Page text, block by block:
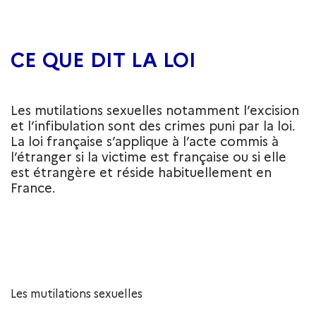
CE QUE DIT LA LOI
Les mutilations sexuelles notamment l’excision
et l’infibulation sont des crimes puni par la loi.
La loi française s’applique à l’acte commis à
l’étranger si la victime est française ou si elle
est étrangère et réside habituellement en
France.
Les mutilations sexuelles